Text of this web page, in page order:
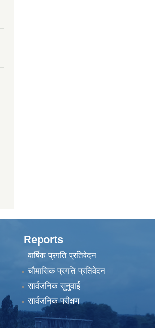
Reports
वार्षिक प्रगति प्रतिवेदन
चौमासिक प्रगति प्रतिवेदन
सार्वजनिक सुनुवाई
सार्वजनिक परीक्षण